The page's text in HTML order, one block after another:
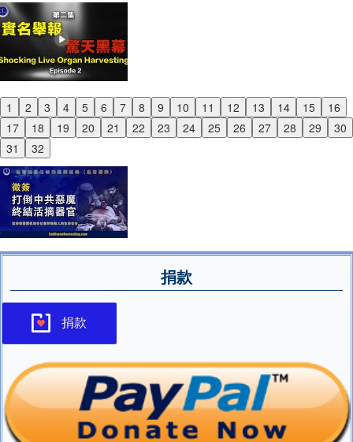
1 2 3 4 5 6 7 8 9 10 11 12 13 14 15
16
17
18 19 20 21 22 23 24 25 26 27 28 29
30
31
32
Previous
Next
捐款
捐款